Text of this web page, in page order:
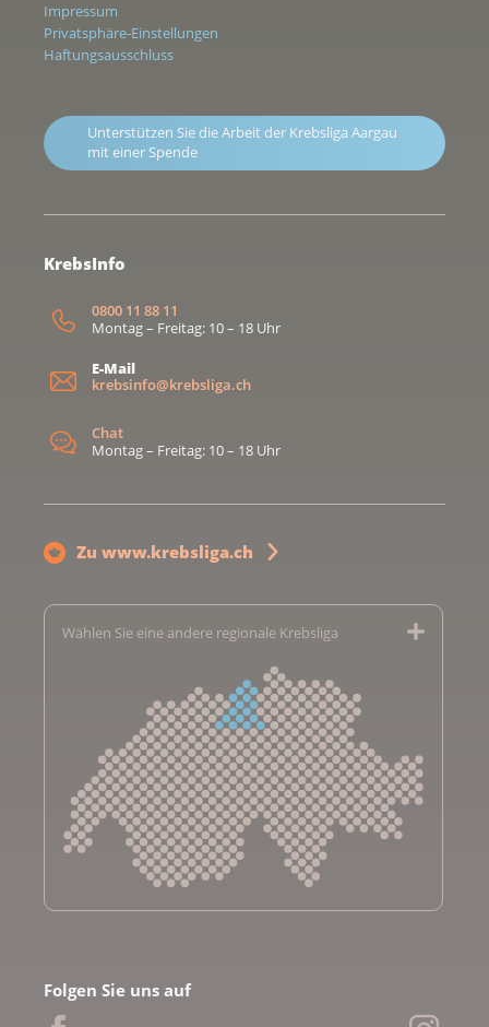
Impressum
Privatsphäre-Einstellungen
Haftungsausschluss
Unterstützen Sie die Arbeit der Krebsliga Aargau
mit einer Spende
KrebsInfo
0800 11 88 11
Montag – Freitag: 10 – 18 Uhr
E-Mail
krebsinfo@krebsliga.ch
Chat
Montag – Freitag: 10 – 18 Uhr
Zu www.krebsliga.ch
Wählen Sie eine andere regionale Krebsliga
Krebsliga Bern
Krebsliga Freiburg
Folgen Sie uns auf